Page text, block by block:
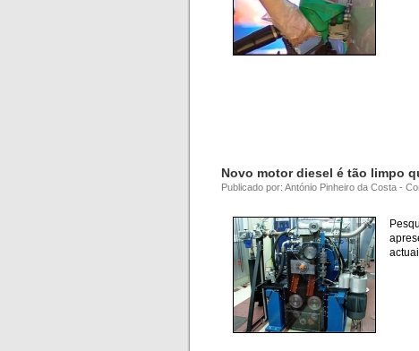
Novo motor diesel é tão limpo
Publicado por: António Pinheiro da Costa -